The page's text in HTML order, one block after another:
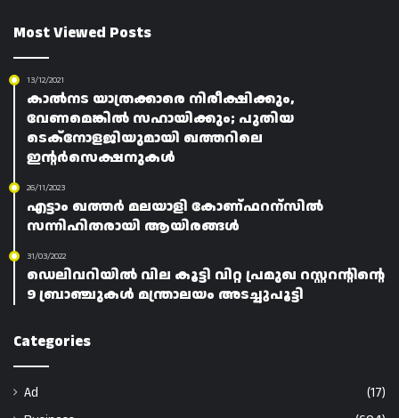
Most Viewed Posts
13/12/2021
കാൽനട യാത്രക്കാരെ നിരീക്ഷിക്കും,
വേണമെങ്കിൽ സഹായിക്കും; പുതിയ
ടെക്‌നോളജിയുമായി ഖത്തറിലെ
ഇന്റർസെക്ഷനുകൾ
26/11/2023
എട്ടാം ഖത്തർ മലയാളി കോണ്ഫറന്സിൽ
സന്നിഹിതരായി ആയിരങ്ങൾ
31/03/2022
ഡെലിവറിയിൽ വില കൂട്ടി വിറ്റ പ്രമുഖ റസ്റ്ററന്റിന്റെ
9 ബ്രാഞ്ചുകൾ മന്ത്രാലയം അടച്ചുപൂട്ടി
Categories
Ad
(17)